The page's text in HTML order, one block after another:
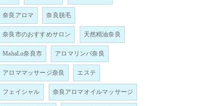
奈良アロマ 奈良脱毛
奈良市のおすすめサロン 天然精油奈良
MahaLo奈良市 アロマリンパ奈良
アロママッサージ奈良 エステ
フェイシャル 奈良アロマオイルマッサージ